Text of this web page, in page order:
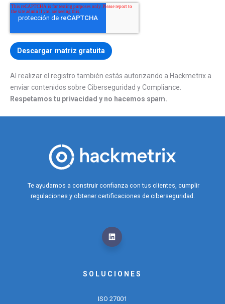
Al realizar el registro también estás autorizando a Hackmetrix a
enviar contenidos sobre Ciberseguridad y Compliance.
Respetamos tu privacidad y no hacemos spam.
Te ayudamos a construir confianza con tus clientes, cumplir
regulaciones y obtener certificaciones de ciberseguridad.
SOLUCIONES
ISO 27001